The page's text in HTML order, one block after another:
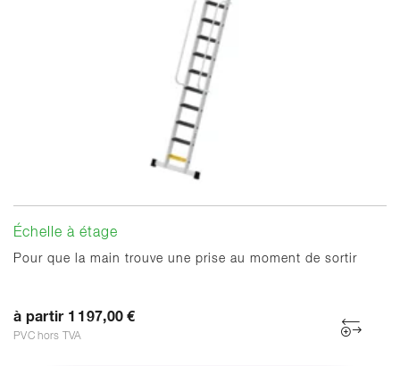
Échelle à étage
Pour que la main trouve une prise au moment de sortir
à partir 1 197,00 €
PVC hors TVA